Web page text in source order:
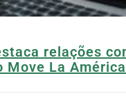
relações
Move La América